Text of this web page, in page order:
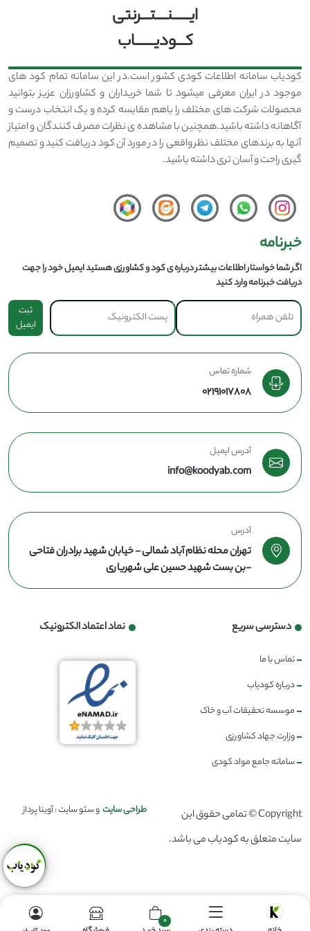
ایــــــنــــتـــرنتی
کـــودیـــــــاب
کودیاب سامانه اطلاعات کودی کشور است.در این سامانه تمام کود های
موجود در ایران معرفی میشود تا شما خریداران و کشاورزان عزیز بتوانید
محصولات شرکت های مختلف را باهم مقایسه کرده و یک انتخاب درست و
آگاهانه داشته باشید.همچنین با مشاهده ی نظرات مصرف کنندگان و امتیاز
آنها به برندهای مختلف نظر واقعی را در مورد آن کود دریافت کنید و تصمیم
گیری راحت و آسان تری داشته باشید.
خبرنامه
اگر شما خواستار اطلاعات بیشتر درباره ی کود و کشاورزی هستید ایمیل خود را جهت
دریافت خبرنامه وارد کنید
ثبت
ایمیل
شماره تماس
02191017808
آدرس ایمیل
info@koodyab.com
آدرس
تهران محله نظام آباد شمالی - خیابان شهید برادران فتاحی
-بن بست شهید حسین علی شهریاری
دسترسی سریع
تماس با ما
درباره کودیاب
موسسه تحقیقات آب و خاک
وزارت جهاد کشاورزی
سامانه جامع مواد کودی
نماد اعتماد الکترونیک
Copyright © تمامی حقوق این
سایت متعلق به کودیاب می باشد.
طراحی سایتو سئو سایت : آوینا پرداز
0